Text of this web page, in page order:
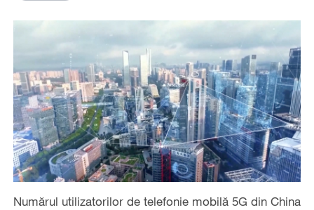
Numărul utilizatorilor de telefonie mobilă 5G din China